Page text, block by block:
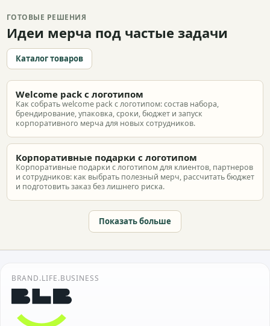
ГОТОВЫЕ РЕШЕНИЯ
Идеи мерча под частые задачи
Каталог товаров
Welcome pack с логотипом
Как собрать welcome pack с логотипом: состав набора,
брендирование, упаковка, сроки, бюджет и запуск
корпоративного мерча для новых сотрудников.
Корпоративные подарки с логотипом
Корпоративные подарки с логотипом для клиентов, партнеров
и сотрудников: как выбрать полезный мерч, рассчитать бюджет
и подготовить заказ без лишнего риска.
Показать больше
BRAND.LIFE.BUSINESS